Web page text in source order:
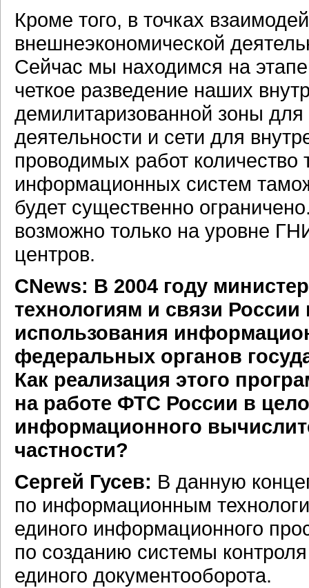
Кроме того, в точках
внешнеэкономической
Сейчас мы находимся на
четкое разведение наших
демилитаризованной зоны
деятельности и сети для
проводимых работ количество
информационных систем
будет существенно
возможно только на уровне
центров.
CNews: В 2004 году
технологиям и связи
использования
федеральных органов
Как реализация этого
на работе ФТС России в
информационного
частности?
Сергей Гусев: В данную
по информационным
единого информационного
по созданию системы
единого документооборота.